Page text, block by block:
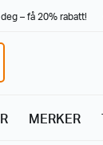
– få 20% rabatt!
MERKER